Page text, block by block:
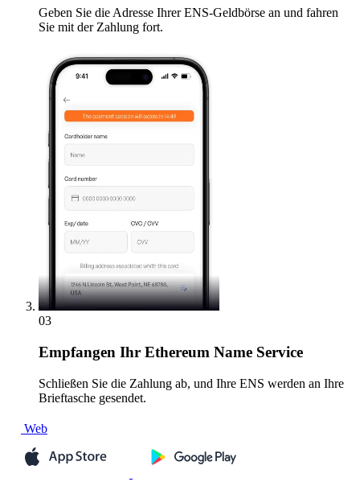
Geben Sie die Adresse Ihrer ENS-Geldbörse an und fahren
Sie mit der Zahlung fort.
03
Empfangen Ihr Ethereum Name Service
Schließen Sie die Zahlung ab, und Ihre ENS werden an Ihre
Brieftasche gesendet.
Web